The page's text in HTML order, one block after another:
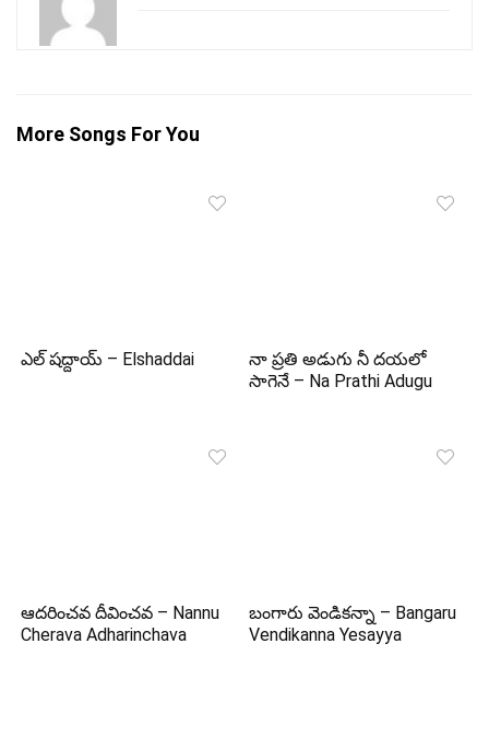
More Songs For You
ఎల్ షద్దాయ్ – Elshaddai
నా ప్రతి అడుగు నీ దయలో
సాగెనే – Na Prathi Adugu
ఆదరించవ దీవించవ – Nannu
Cherava Adharinchava
బంగారు వెండికన్నా – Bangaru
Vendikanna Yesayya